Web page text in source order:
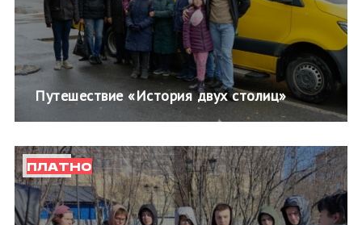
Путешествие «История двух столиц»
ПЛАТНО